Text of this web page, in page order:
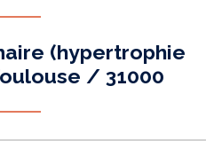
(hypertrophie
/ 31000